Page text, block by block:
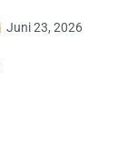
Juni 23, 2026